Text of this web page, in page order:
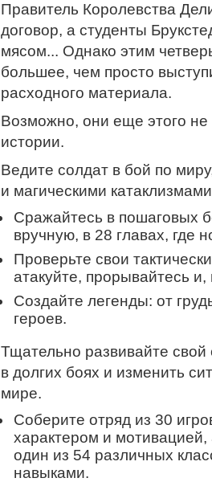
Правитель Королевства
договор, а студенты
мясом... Однако этим
большее, чем просто
расходного материала.
Возможно, они еще этого не
истории.
Ведите солдат в бой по
и магическими
Сражайтесь в пошаговых
вручную, в 28 главах, где
Проверьте свои
атакуйте, прорывайтесь
Создайте легенды: от
героев.
Тщательно развивайте
в долгих боях и изменить
мире.
Соберите отряд из 30
характером и
один из 54 различных
навыками.